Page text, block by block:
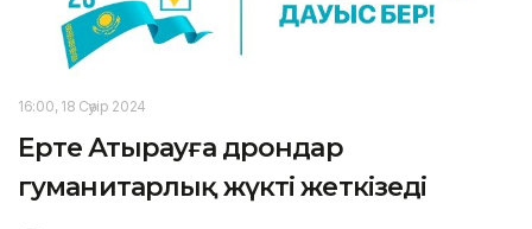
16:00, 18 Сәуір 2024
Ертең Атырауға дрондар
гуманитарлық жүкті жеткізеді